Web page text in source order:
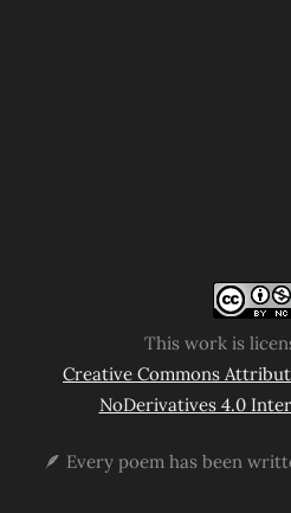
This work is
Creative Commons
NoDerivatives 4.0
🪶 Every poem has been